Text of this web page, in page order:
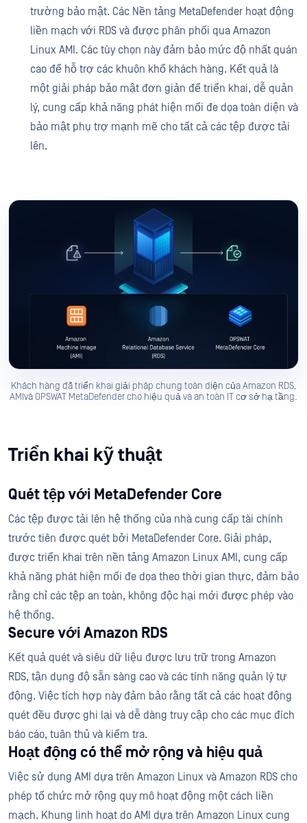
trường bảo mật. Các Nền tảng MetaDefender hoạt động
liền mạch với RDS và được phân phối qua Amazon
Linux AMI. Các tùy chọn này đảm bảo mức độ nhất quán
cao để hỗ trợ các khuôn khổ khách hàng. Kết quả là
một giải pháp bảo mật đơn giản để triển khai, dễ quản
lý, cung cấp khả năng phát hiện mối đe dọa toàn diện và
bảo mật phụ trợ mạnh mẽ cho tất cả các tệp được tải
lên.
Khách hàng đã triển khai giải pháp chung toàn diện của Amazon RDS,
AMIvà OPSWAT MetaDefender cho hiệu quả và an toàn IT cơ sở hạ tầng.
Triển khai kỹ thuật
Quét tệp với MetaDefender Core
Các tệp được tải lên hệ thống của nhà cung cấp tài chính
trước tiên được quét bởi MetaDefender Core. Giải pháp,
được triển khai trên nền tảng Amazon Linux AMI, cung cấp
khả năng phát hiện mối đe dọa theo thời gian thực, đảm bảo
rằng chỉ các tệp an toàn, không độc hại mới được phép vào
hệ thống.
Secure với Amazon RDS
Kết quả quét và siêu dữ liệu được lưu trữ trong Amazon
RDS, tận dụng độ sẵn sàng cao và các tính năng quản lý tự
động. Việc tích hợp này đảm bảo rằng tất cả các hoạt động
quét đều được ghi lại và dễ dàng truy cập cho các mục đích
báo cáo, tuân thủ và kiểm tra.
Hoạt động có thể mở rộng và hiệu quả
Việc sử dụng AMI dựa trên Amazon Linux và Amazon RDS cho
phép tổ chức mở rộng quy mô hoạt động một cách liền
mạch. Khung linh hoạt do AMI dựa trên Amazon Linux cung